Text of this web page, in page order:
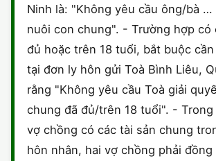
CHỨNG NHẬN HACCP
Ninh là: "Không yêu cầu ông/bà …
nuôi con chung". - Trường hợp có
đủ hoặc trên 18 tuổi, bắt buộc
tại đơn ly hôn gửi Toà Bình Liêu,
rằng "Không yêu cầu Toà giải
chung đã đủ/trên 18 tuổi". -
vợ chồng có các tài sản chung
hôn nhân, hai vợ chồng phải đồng